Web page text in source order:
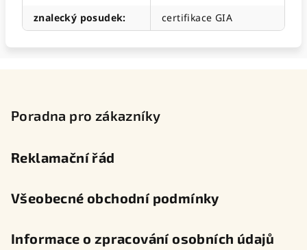
znalecký posudek: certifikace GIA
Poradna pro zákazníky
Reklamační řád
Všeobecné obchodní podmínky
Informace o zpracování osobních údajů